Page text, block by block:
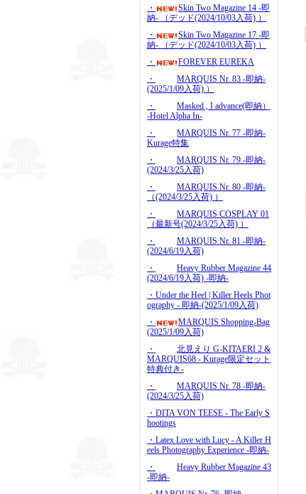
・
Skin Two Magazine 14 -即
納- （デッド(2024/10/03入荷) ）
・
Skin Two Magazine 17 -即
納- （デッド(2024/10/03入荷) ）
・
FOREVER EUREKA
・
MARQUIS Nr. 83 -即納-
(2025/1/09入荷) ）
・
Masked , I advance(即納）
-Hotel Alpha In-
・
MARQUIS Nr. 77 -即納-
Kurage特集
・
MARQUIS Nr. 79 -即納-
(2024/3/25入荷)
・
MARQUIS Nr. 80 -即納-
（(2024/3/25入荷) ）
・
MARQUIS COSPLAY 01
（最新号(2024/3/25入荷) ）
・
MARQUIS Nr. 81 -即納-
(2024/6/19入荷)
・
Heavy Rubber Magazine 44
(2024/6/19入荷) -即納-
・Under the Heel | Killer Heels Phot
ography - 即納-(2025/1/09入荷)
・
MARQUIS Shopping-Bag
(2025/1/09入荷)
・
北見えり G-KITAERI 2 &
MARQUIS68 - Kurage限定セット
特典付き-
・
MARQUIS Nr. 78 -即納-
(2024/3/25入荷)
・DITA VON TEESE - The Early S
hootings
・Latex Love with Lucy - A Killer H
eels Photography Experience -即納-
・
Heavy Rubber Magazine 43
-即納-